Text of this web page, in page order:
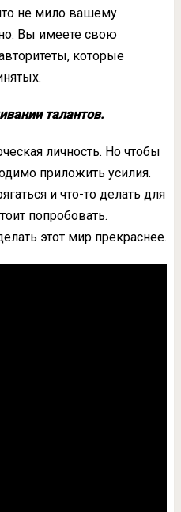
не мило вашему
Вы имеете свою
которые
талантов.
личность. Но чтобы
приложить усилия.
и что-то делать для
попробовать.
этот мир прекраснее.